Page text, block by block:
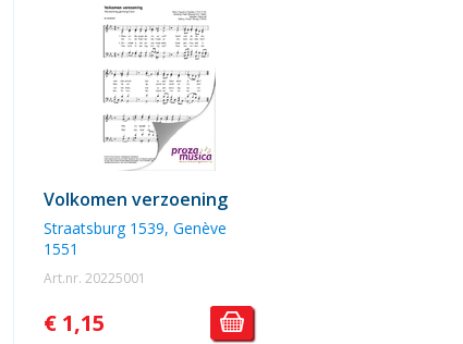
Volkomen verzoening
Straatsburg 1539, Genève
1551
Art.nr. 20225001
€ 1,15